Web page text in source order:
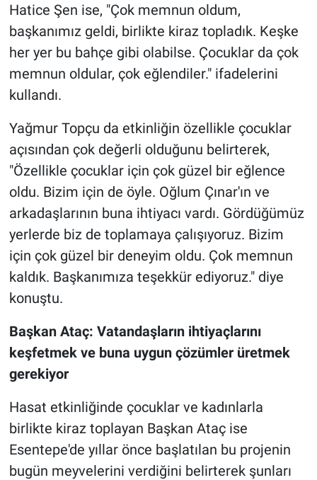
Hatice Şen ise, "Çok memnun oldum,
başkanımız geldi, birlikte kiraz topladık. Keşke
her yer bu bahçe gibi olabilse. Çocuklar da çok
memnun oldular, çok eğlendiler." ifadelerini
kullandı.
Yağmur Topçu da etkinliğin özellikle çocuklar
açısından çok değerli olduğunu belirterek,
"Özellikle çocuklar için çok güzel bir eğlence
oldu. Bizim için de öyle. Oğlum Çınar'ın ve
arkadaşlarının buna ihtiyacı vardı. Gördüğümüz
yerlerde biz de toplamaya çalışıyoruz. Bizim
için çok güzel bir deneyim oldu. Çok memnun
kaldık. Başkanımıza teşekkür ediyoruz." diye
konuştu.
Başkan Ataç: Vatandaşların ihtiyaçlarını
keşfetmek ve buna uygun çözümler üretmek
gerekiyor
Hasat etkinliğinde çocuklar ve kadınlarla
birlikte kiraz toplayan Başkan Ataç ise
Esentepe'de yıllar önce başlatılan bu projenin
bugün meyvelerini verdiğini belirterek şunları